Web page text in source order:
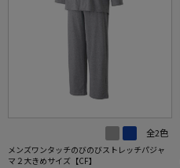
全2色
メンズワンタッチのびのびストレッチパジャ
マ２大きめサイズ【CF】